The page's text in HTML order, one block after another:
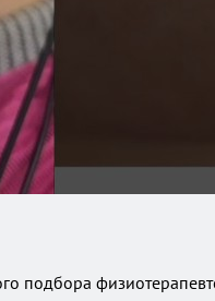
подбора